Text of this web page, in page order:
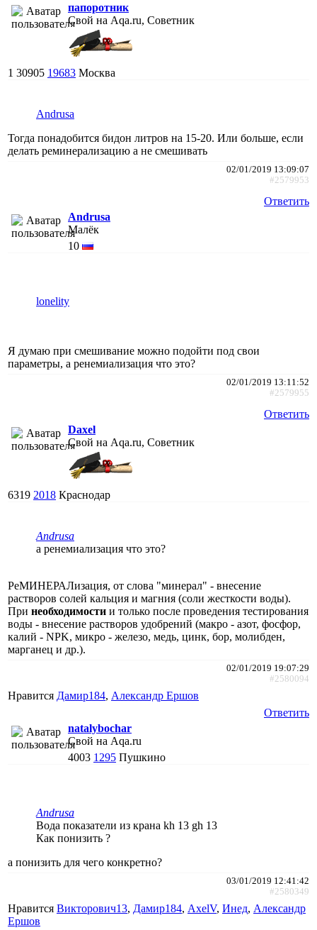
папоротник
Свой на Aqa.ru, Советник
1 30905 19683 Москва
Andrusa
Тогда понадобится бидон литров на 15-20. Или больше, если
делать реминерализацию а не смешивать
02/01/2019 13:09:07
#2579953
Ответить
Andrusa
Малёк
10
lonelity
Я думаю при смешивание можно подойти под свои
параметры, а ренемиализация что это?
02/01/2019 13:11:52
#2579955
Ответить
Daxel
Свой на Aqa.ru, Советник
6319 2018 Краснодар
Andrusa
а ренемиализация что это?
РеМИНЕРАЛизация, от слова "минерал" - внесение
растворов солей кальция и магния (соли жесткости воды).
При необходимости и только после проведения тестирования
воды - внесение растворов удобрений (макро - азот, фосфор,
калий - NPK, микро - железо, медь, цинк, бор, молибден,
марганец и др.).
02/01/2019 19:07:29
#2580094
Нравится Дамир184, Александр Ершов
Ответить
natalybochar
Свой на Aqa.ru
4003 1295 Пушкино
Andrusa
Вода показатели из крана kh 13 gh 13
Как понизить ?
а понизить для чего конкретно?
03/01/2019 12:41:42
#2580349
Нравится Викторович13, Дамир184, AxelV, Инед, Александр
Ершов